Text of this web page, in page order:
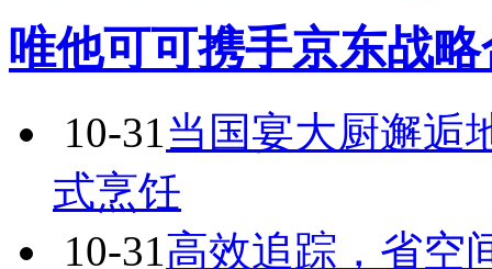
唯他可可携手京东战
10-31当国宴大厨邂逅
式烹饪
10-31高效追踪，省空